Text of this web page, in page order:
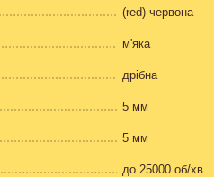
(red) червона
м'яка
дрібна
5 мм
5 мм
до 25000 об/хв